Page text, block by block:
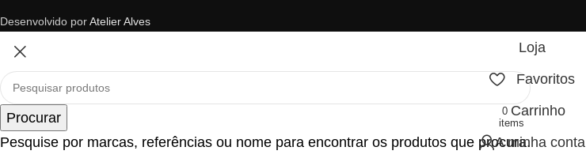
Desenvolvido porAtelier Alves
Procurar
Pesquise por marcas, referências ou nome para encontrar os produtos que procura.
Loja
Favoritos
0
items
Carrinho
A minha conta